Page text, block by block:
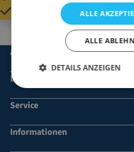
SCHNELL GELIEFERT
Artikel
Dienstleistungen
Service
Informationen
ALLE
ALLE
DETAILS ANZEIGEN